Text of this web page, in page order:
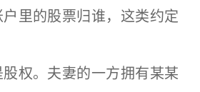
里的股票归谁，这类约定
。夫妻的一方拥有某某